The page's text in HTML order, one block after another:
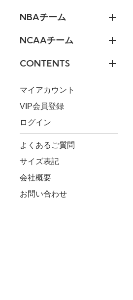
NBAチーム
NCAAチーム
CONTENTS
マイアカウント
VIP会員登録
ログイン
よくあるご質問
サイズ表記
会社概要
お問い合わせ